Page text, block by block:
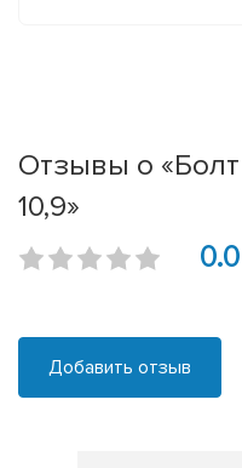
Отзывы о «Болт
10,9»
0.0
Добавить отзыв